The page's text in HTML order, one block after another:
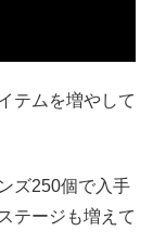
テムを増やして
ズ250個で入手
テージも増えて